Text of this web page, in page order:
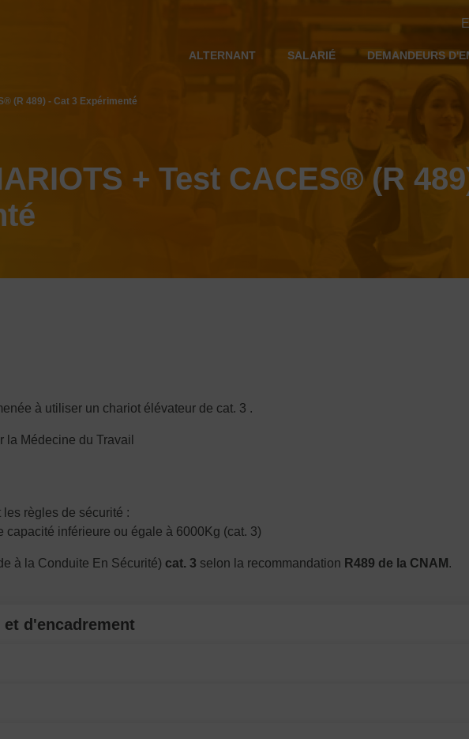
ALTERNANT SALARIÉ DEMANDEURS
(R 489) - Cat 3 Expérimenté
+ Test CACES® (R
à utiliser un chariot élévateur de cat. 3 .
la Médecine du Travail
règles de sécurité :
capacité inférieure ou égale à 6000Kg (cat. 3)
à la Conduite En Sécurité) cat. 3 selon la recommandation R489 de la CNAM .
d'encadrement